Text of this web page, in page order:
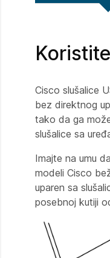
Cisco slušalice
bez direktnog
tako da ga
slušalice sa
Imajte na umu
modeli Cisco
uparen sa
posebnoj kutiji